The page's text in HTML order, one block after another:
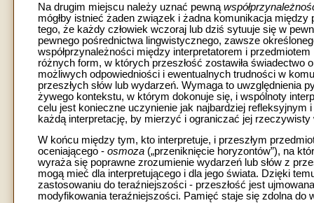
Na drugim miejscu należy uznać pewną
mógłby istnieć żaden związek i żadna komunikacja
tego, że każdy człowiek wczoraj lub dziś sytuuje się w
pewnego pośrednictwa lingwistycznego, zawsze
współprzynależności między interpretatorem i
różnych form, w których przeszłość zostawiła świadectwo
możliwych odpowiedniości i ewentualnych trudności w
przeszłych słów lub wydarzeń. Wymaga to uwzględnienia
żywego kontekstu, w którym dokonuje się, i wspólnoty
celu jest konieczne uczynienie jak najbardziej
każdą interpretację, by mierzyć i ograniczać jej rzeczywisty
W końcu między tym, kto interpretuje, i przeszłym
oceniającego - osmoza („przeniknięcie horyzontów”), na
wyraża się poprawne zrozumienie wydarzeń lub słów z
mogą mieć dla interpretującego i dla jego świata. Dzięki
zastosowaniu do teraźniejszości - przeszłość jest
modyfikowania teraźniejszości. Pamięć staje się zdolna do